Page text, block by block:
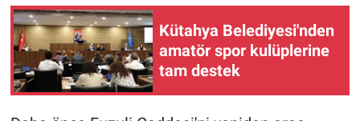
Kütahya Belediyesi'nden
amatör spor kulüplerine
tam destek